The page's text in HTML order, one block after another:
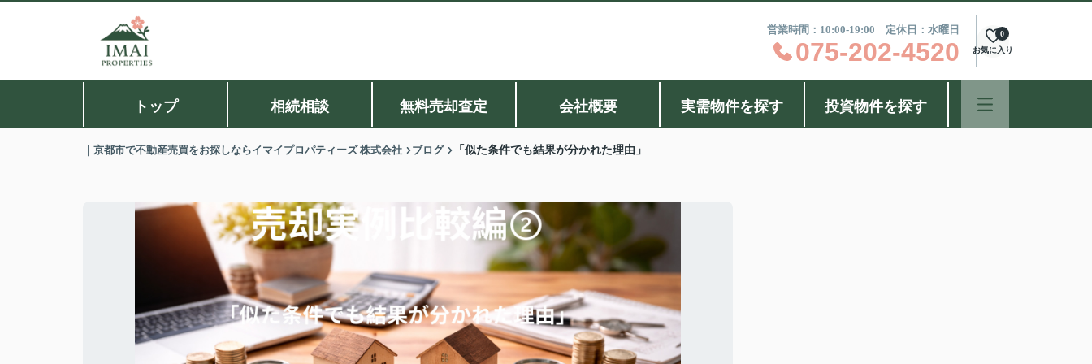
営業時間：10:00-19:00 定休日：水曜日
075-202-4520 お気に入り
0
トップ 相続相談 無料売却査定 会社概要 実需物件を探す 投資物件を探す
｜京都市で不動産売買をお探しならイマイプロパティーズ 株式会社 ブログ 「似た条件でも結果が分かれた理由」